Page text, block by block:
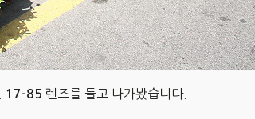
17-85 렌즈를 들고 나가봤습니다.